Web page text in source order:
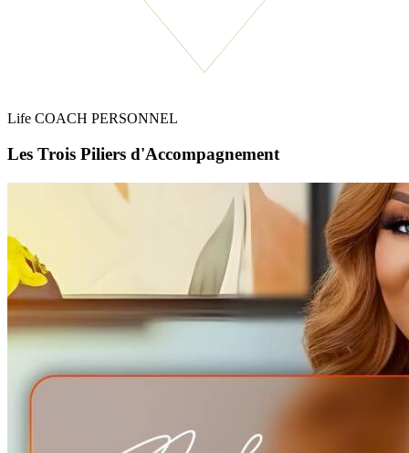
Life COACH PERSONNEL
Les Trois Piliers d'Accompagnement